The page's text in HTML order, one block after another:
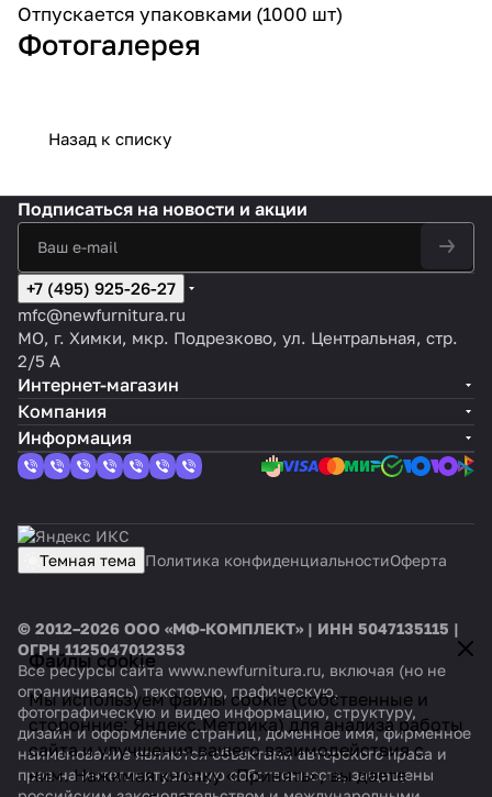
Отпускается упаковками (1000 шт)
Фотогалерея
Назад к списку
Файлы cookie
Мы используем файлы cookie (собственные и
сторонние: Яндекс.Метрика) для анализа работы
сайта и улучшения вашего взаимодействия с
ним. Нажимая кнопку «Принять», вы даете
Подписаться на новости и акции
+7 (495) 925-26-27
mfc@newfurnitura.ru
МО, г. Химки, мкр. Подрезково, ул. Центральная, стр.
2/5 А
Интернет-магазин
Компания
Информация
Темная тема Политика конфиденциальностиОферта
© 2012–2026 ООО «МФ-КОМПЛЕКТ» | ИНН 5047135115 |
ОГРН 1125047012353
Все ресурсы сайта www.newfurnitura.ru, включая (но не
ограничиваясь) текстовую, графическую,
фотографическую и видео информацию, структуру,
дизайн и оформление страниц, доменное имя, фирменное
наименование являются объектами авторского права и
прав на интеллектуальную собственность, защищены